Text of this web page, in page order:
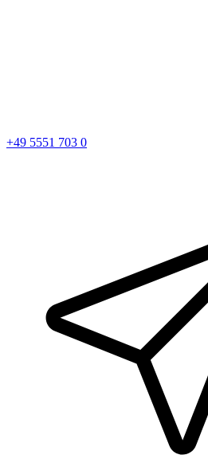
+49 5551 703 0